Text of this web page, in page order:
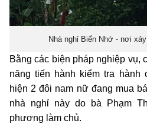
Nhà nghỉ Biển Nhớ - nơi
Bằng các biện pháp nghiệp vụ,
năng tiến hành kiểm tra hành
hiện 2 đôi nam nữ đang mua
nhà nghỉ này do bà Phạm
phương làm chủ.